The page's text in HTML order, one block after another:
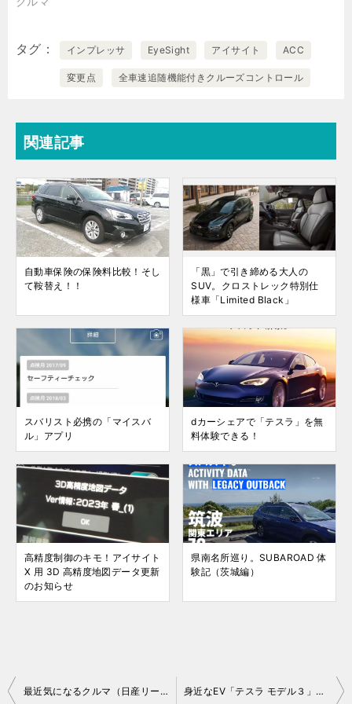
タグ インプレッサ EyeSight アイサイト ACC
変更点 全車速追随機能付きクルーズコントロール
関連記事
自動車保険の保険料比較！そし
て鞍替え！！
「黒」で引き締める大人の
SUV。クロストレック特別仕
様車「Limited Black」
スバリスト必携の「マイスバ
ル」アプリ
dカーシェアで「テスラ」を無
料体験できる！
高精度制御のキモ！アイサイト
X 用 3D 高精度地図データ更新
のお知らせ
県南名所巡り。SUBAROAD 体
験記（茨城編）
投
最近気になるクルマ（日産リーフ、ホンダN-BOX） 身近なEV「テスラ モデル３」と「日産リーフ」を徹底比較！